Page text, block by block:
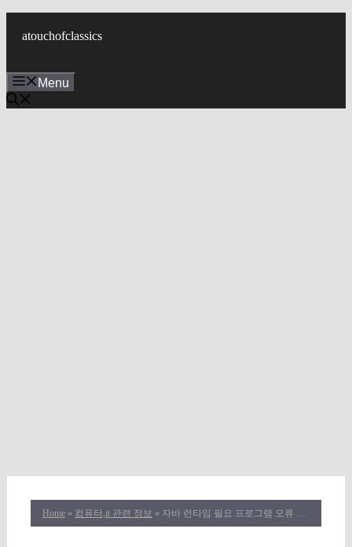
건
너
atouchofclassics
Menu
Home » 컴퓨터,it 관련 정보 » 자바 런타임 필요 프로그램 오류 해결: PATH 설정부터 아키텍처 매칭까지